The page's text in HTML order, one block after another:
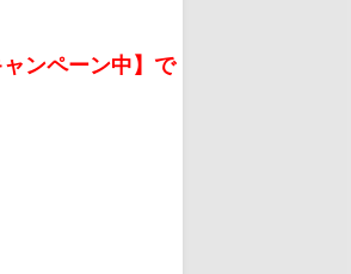
ンペーン中】で